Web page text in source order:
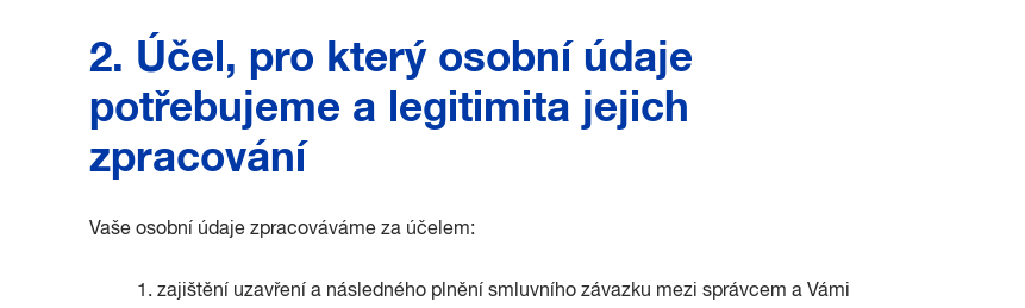
2. Účel, pro který osobní údaje
potřebujeme a legitimita jejich
zpracování
Vaše osobní údaje zpracováváme za účelem:
1. zajištění uzavření a následného plnění smluvního závazku mezi správcem a Vámi